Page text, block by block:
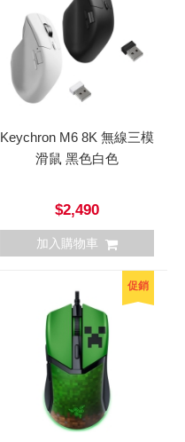
Keychron M6 8K 無線三模
滑鼠 黑色白色
$2,490
加入購物車
促銷